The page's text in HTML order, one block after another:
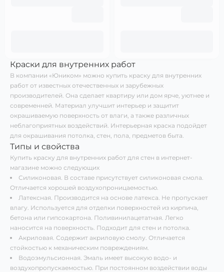
Краски для внутренних работ
В компании «Юником» можно купить краску для внутренних
работ от известных отечественных и зарубежных
производителей. Она сделает квартиру или дом ярче, уютнее и
современней. Материал улучшит интерьер и защитит
окрашиваемую поверхность от влаги, а также различных
неблагоприятных воздействий. Интерьерная краска подойдет
для окрашивания потолка, стен, пола, предметов быта.
Типы и свойства
Купить краску для внутренних работ для стен в интернет-
магазине можно следующих
Силиконовая. В составе присутствует силиконовая смола.
Отличается хорошей воздухопроницаемостью.
Латексная. Производится на основе латекса. Не пропускает
влагу. Используется для отделки поверхностей из кирпича,
бетона или гипсокартона. Поливинилацетатная. Легко
наносится на поверхность. Подходит для стен и потолка.
Акриловая. Содержит акриловую смолу. Отличается
стойкостью к механическим повреждениям.
Водоэмульсионная. Эмаль имеет высокую водо- и
воздухопропускаемостью. При постоянном воздействии воды